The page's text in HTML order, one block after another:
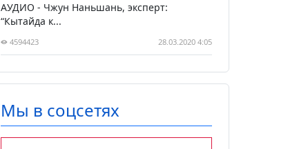
АУДИО - Чжун Наньшань, эксперт:
“Кытайда к...
4594423 28.03.2020 4:05
Мы в соцсетях